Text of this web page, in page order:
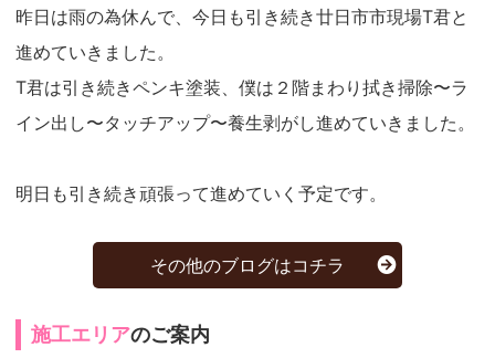
昨日は雨の為休んで、今日も引き続き廿日市市現場T君と
進めていきました。
T君は引き続きペンキ塗装、僕は２階まわり拭き掃除〜ラ
イン出し〜タッチアップ〜養生剥がし進めていきました。
明日も引き続き頑張って進めていく予定です。
その他のブログはコチラ
施工エリアのご案内